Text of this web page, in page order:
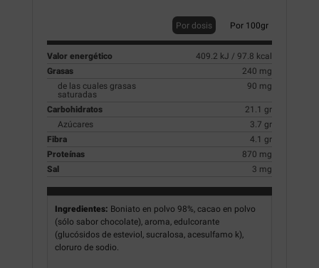
Por dosis Por 100gr
Valor energético
409.2 kJ / 97.8 kcal
Grasas
240 mg
de las cuales grasas
saturadas
90 mg
Carbohidratos
21.1 gr
Azúcares
3.7 gr
Fibra
4.1 gr
Proteínas
870 mg
Sal
3 mg
Ingredientes: Boniato en polvo 98%, cacao en polvo
(sólo sabor chocolate), aroma, edulcorante
(glucósidos de esteviol, sucralosa, acesulfamo k),
cloruro de sodio.